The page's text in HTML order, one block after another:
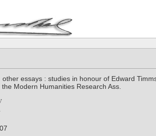
essays : studies in honour of Edward
Modern Humanities Research Ass.